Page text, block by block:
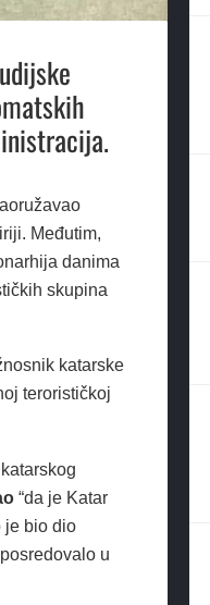
Međutim,
danima
skupina
katarske
terorističkoj
“da je Katar
je bio dio
u